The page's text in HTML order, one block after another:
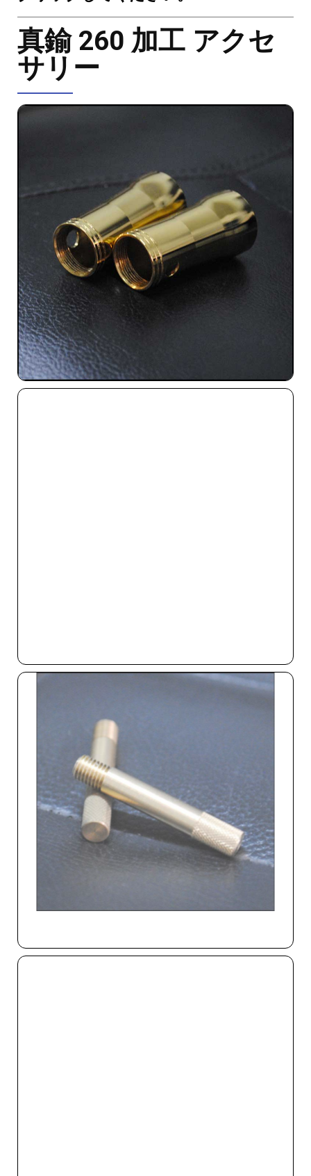
真鍮 260 加工 アクセ
サリー